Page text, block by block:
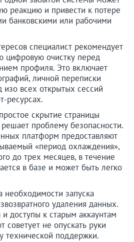
реакцию и привести к потере
банковскими или рабочими
специалист рекомендует
цифровую очистку перед
профиля. Это включает
личной переписки
всех открытых сессий
ресурсах.
скрытие страницы
проблему безопасности.
платформ предоставляют
«период охлаждения»,
до трех месяцев, в течение
в базе и может быть легко
необходимости запуска
удаления данных.
доступы к старым аккаунтам
советует не опускать руки
технической поддержки.